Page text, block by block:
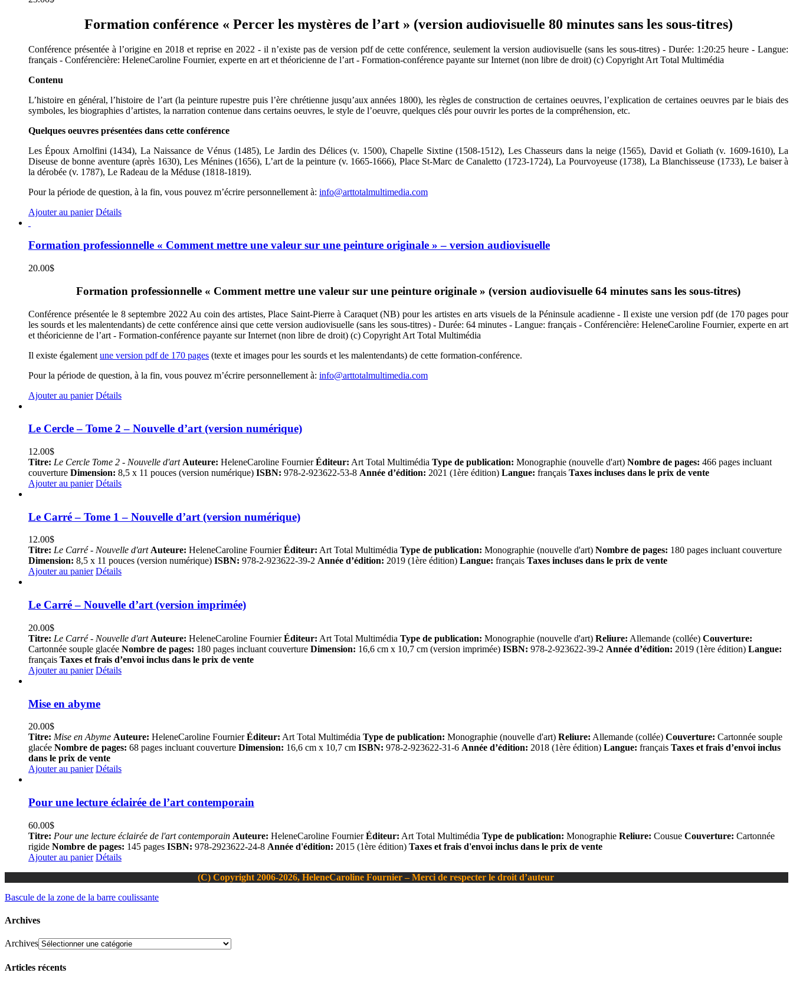
Formation conférence « Percer les mystères de l’art » (version audiovisuelle 80 minutes sans les sous-titres)
Conférence présentée à l’origine en 2018 et reprise en 2022 - il n’existe pas de version pdf de cette conférence, seulement la version audiovisuelle (sans les sous-titres) - Durée: 1:20:25 heure - Langue:
français - Conférencière: HeleneCaroline Fournier, experte en art et théoricienne de l’art - Formation-conférence payante sur Internet (non libre de droit) (c) Copyright Art Total Multimédia
Contenu
L’histoire en général, l’histoire de l’art (la peinture rupestre puis l’ère chrétienne jusqu’aux années 1800), les règles de construction de certaines oeuvres, l’explication de certaines oeuvres par le biais des
symboles, les biographies d’artistes, la narration contenue dans certains oeuvres, le style de l’oeuvre, quelques clés pour ouvrir les portes de la compréhension, etc.
Quelques oeuvres présentées dans cette conférence
Les Époux Arnolfini (1434), La Naissance de Vénus (1485), Le Jardin des Délices (v. 1500), Chapelle Sixtine (1508-1512), Les Chasseurs dans la neige (1565), David et Goliath (v. 1609-1610), La
Diseuse de bonne aventure (après 1630), Les Ménines (1656), L’art de la peinture (v. 1665-1666), Place St-Marc de Canaletto (1723-1724), La Pourvoyeuse (1738), La Blanchisseuse (1733), Le baiser à
la dérobée (v. 1787), Le Radeau de la Méduse (1818-1819).
Pour la période de question, à la fin, vous pouvez m’écrire personnellement à: info@arttotalmultimedia.com
Ajouter au panier Détails
Formation professionnelle « Comment mettre une valeur sur une peinture originale » – version audiovisuelle
20.00$
Formation professionnelle « Comment mettre une valeur sur une peinture originale » (version audiovisuelle 64 minutes sans les sous-titres)
Conférence présentée le 8 septembre 2022 Au coin des artistes, Place Saint-Pierre à Caraquet (NB) pour les artistes en arts visuels de la Péninsule acadienne - Il existe une version pdf (de 170 pages pour
les sourds et les malentendants) de cette conférence ainsi que cette version audiovisuelle (sans les sous-titres) - Durée: 64 minutes - Langue: français - Conférencière: HeleneCaroline Fournier, experte en art
et théoricienne de l’art - Formation-conférence payante sur Internet (non libre de droit) (c) Copyright Art Total Multimédia
Il existe également une version pdf de 170 pages (texte et images pour les sourds et les malentendants) de cette formation-conférence.
Pour la période de question, à la fin, vous pouvez m’écrire personnellement à: info@arttotalmultimedia.com
Ajouter au panier Détails
Le Cercle – Tome 2 – Nouvelle d’art (version numérique)
12.00$
Titre: Le Cercle Tome 2 - Nouvelle d'art Auteure: HeleneCaroline FournierÉditeur: Art Total Multimédia Type de publication: Monographie (nouvelle d'art) Nombre de pages: 466 pages incluant
couverture Dimension: 8,5 x 11 pouces (version numérique) ISBN: 978-2-923622-53-8 Année d’édition: 2021 (1ère édition) Langue: français Taxes incluses dans le prix de vente
Ajouter au panier Détails
Le Carré – Tome 1 – Nouvelle d’art (version numérique)
12.00$
Titre: Le Carré - Nouvelle d'art Auteure: HeleneCaroline FournierÉditeur: Art Total Multimédia Type de publication: Monographie (nouvelle d'art) Nombre de pages: 180 pages incluant couverture
Dimension: 8,5 x 11 pouces (version numérique) ISBN: 978-2-923622-39-2 Année d’édition: 2019 (1ère édition) Langue: français Taxes incluses dans le prix de vente
Ajouter au panier Détails
Le Carré – Nouvelle d’art (version imprimée)
20.00$
Titre: Le Carré - Nouvelle d'art Auteure: HeleneCaroline FournierÉditeur: Art Total Multimédia Type de publication: Monographie (nouvelle d'art) Reliure: Allemande (collée) Couverture:
Cartonnée souple glacée Nombre de pages: 180 pages incluant couverture Dimension: 16,6 cm x 10,7 cm (version imprimée) ISBN: 978-2-923622-39-2 Année d’édition: 2019 (1ère édition) Langue:
français Taxes et frais d’envoi inclus dans le prix de vente
Ajouter au panier Détails
Mise en abyme
20.00$
Titre: Mise en Abyme Auteure: HeleneCaroline FournierÉditeur: Art Total Multimédia Type de publication: Monographie (nouvelle d'art) Reliure: Allemande (collée) Couverture: Cartonnée souple
glacée Nombre de pages: 68 pages incluant couverture Dimension: 16,6 cm x 10,7 cm ISBN: 978-2-923622-31-6 Année d’édition: 2018 (1ère édition) Langue: français Taxes et frais d’envoi inclus
dans le prix de vente
Ajouter au panier Détails
Pour une lecture éclairée de l’art contemporain
60.00$
Titre: Pour une lecture éclairée de l'art contemporain Auteure: HeleneCaroline FournierÉditeur: Art Total Multimédia Type de publication: Monographie Reliure: Cousue Couverture: Cartonnée
rigide Nombre de pages: 145 pages ISBN: 978-2923622-24-8 Année d'édition: 2015 (1ère édition) Taxes et frais d'envoi inclus dans le prix de vente
Ajouter au panier Détails
(C) Copyright 2006-2026, HeleneCaroline Fournier – Merci de respecter le droit d’auteur
Bascule de la zone de la barre coulissante
Archives
Archives
Articles récents